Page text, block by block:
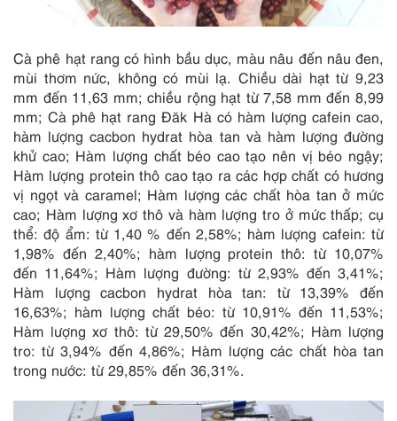
Cà phê hạt rang có hình bầu dục, màu nâu đến nâu đen,
mùi thơm nức, không có mùi lạ. Chiều dài hạt từ 9,23
mm đến 11,63 mm; chiều rộng hạt từ 7,58 mm đến 8,99
mm; Cà phê hạt rang Đăk Hà có hàm lượng cafein cao,
hàm lượng cacbon hydrat hòa tan và hàm lượng đường
khử cao; Hàm lượng chất béo cao tạo nên vị béo ngậy;
Hàm lượng protein thô cao tạo ra các hợp chất có hương
vị ngọt và caramel; Hàm lượng các chất hòa tan ở mức
cao; Hàm lượng xơ thô và hàm lượng tro ở mức thấp; cụ
thể: độ ẩm: từ 1,40 % đến 2,58%; hàm lượng cafein: từ
1,98% đến 2,40%; hàm lượng protein thô: từ 10,07%
đến 11,64%; Hàm lượng đường: từ 2,93% đến 3,41%;
Hàm lượng cacbon hydrat hòa tan: từ 13,39% đến
16,63%; hàm lượng chất béo: từ 10,91% đến 11,53%;
Hàm lượng xơ thô: từ 29,50% đến 30,42%; Hàm lượng
tro: từ 3,94% đến 4,86%; Hàm lượng các chất hòa tan
trong nước: từ 29,85% đến 36,31%.